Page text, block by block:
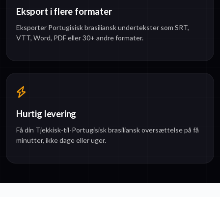
Eksport i flere formater
Eksporter Portugisisk brasiliansk undertekster som SRT,
VTT, Word, PDF eller 30+ andre formater.
Hurtig levering
Få din Tjekkisk-til-Portugisisk brasiliansk oversættelse på få
minutter, ikke dage eller uger.